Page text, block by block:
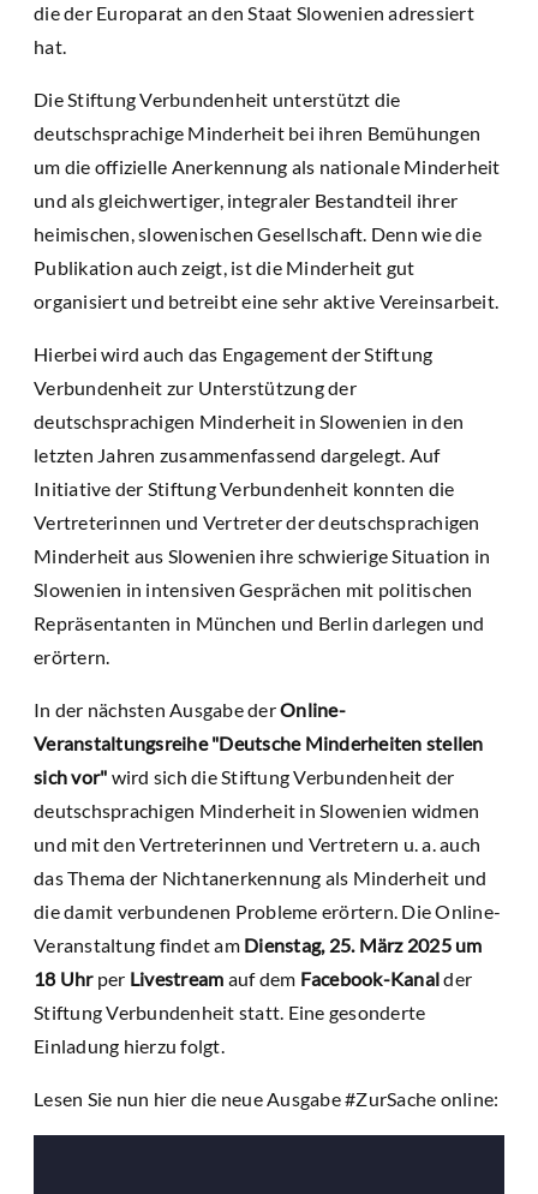
die der Europarat an den Staat Slowenien adressiert
hat.
Die Stiftung Verbundenheit unterstützt die
deutschsprachige Minderheit bei ihren Bemühungen
um die offizielle Anerkennung als nationale Minderheit
und als gleichwertiger, integraler Bestandteil ihrer
heimischen, slowenischen Gesellschaft. Denn wie die
Publikation auch zeigt, ist die Minderheit gut
organisiert und betreibt eine sehr aktive Vereinsarbeit.
Hierbei wird auch das Engagement der Stiftung
Verbundenheit zur Unterstützung der
deutschsprachigen Minderheit in Slowenien in den
letzten Jahren zusammenfassend dargelegt. Auf
Initiative der Stiftung Verbundenheit konnten die
Vertreterinnen und Vertreter der deutschsprachigen
Minderheit aus Slowenien ihre schwierige Situation in
Slowenien in intensiven Gesprächen mit politischen
Repräsentanten in München und Berlin darlegen und
erörtern.
In der nächsten Ausgabe derOnline-
Veranstaltungsreihe "Deutsche Minderheiten stellen
sich vor" wird sich die Stiftung Verbundenheit der
deutschsprachigen Minderheit in Slowenien widmen
und mit den Vertreterinnen und Vertretern u. a. auch
das Thema der Nichtanerkennung als Minderheit und
die damit verbundenen Probleme erörtern. Die Online-
Veranstaltung findet am Dienstag, 25. März 2025 um
18 Uhrper Livestream auf dem Facebook-Kanalder
Stiftung Verbundenheit statt. Eine gesonderte
Einladung hierzu folgt.
Lesen Sie nun hier die neue Ausgabe #ZurSache online: